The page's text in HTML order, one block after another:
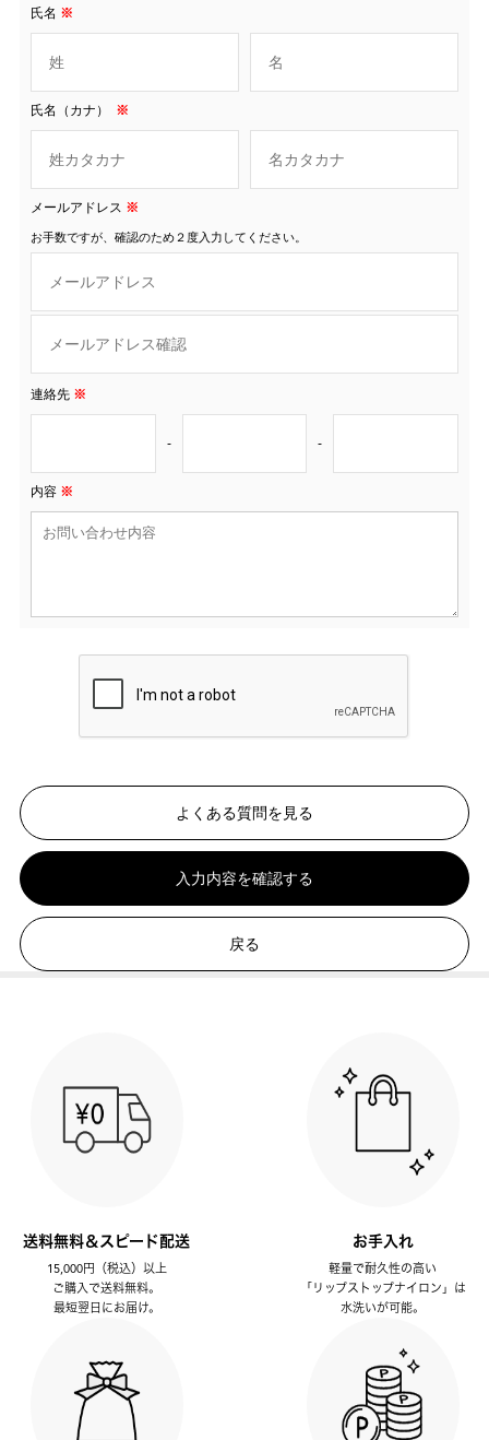
氏名 ※
氏名（カナ） ※
メールアドレス ※
お手数ですが、確認のため２度入力してください。
連絡先 ※
- -
内容 ※
よくある質問を見る
入力内容を確認する
戻る
送料無料＆スピード配送
15,000円（税込）以上
ご購入で送料無料。
最短翌日にお届け。
お手入れ
軽量で耐久性の高い
「リップストップナイロン」は
水洗いが可能。